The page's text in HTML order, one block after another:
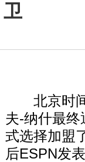
卫
北京时间
夫-纳什最终
式选择加盟
后ESPN发